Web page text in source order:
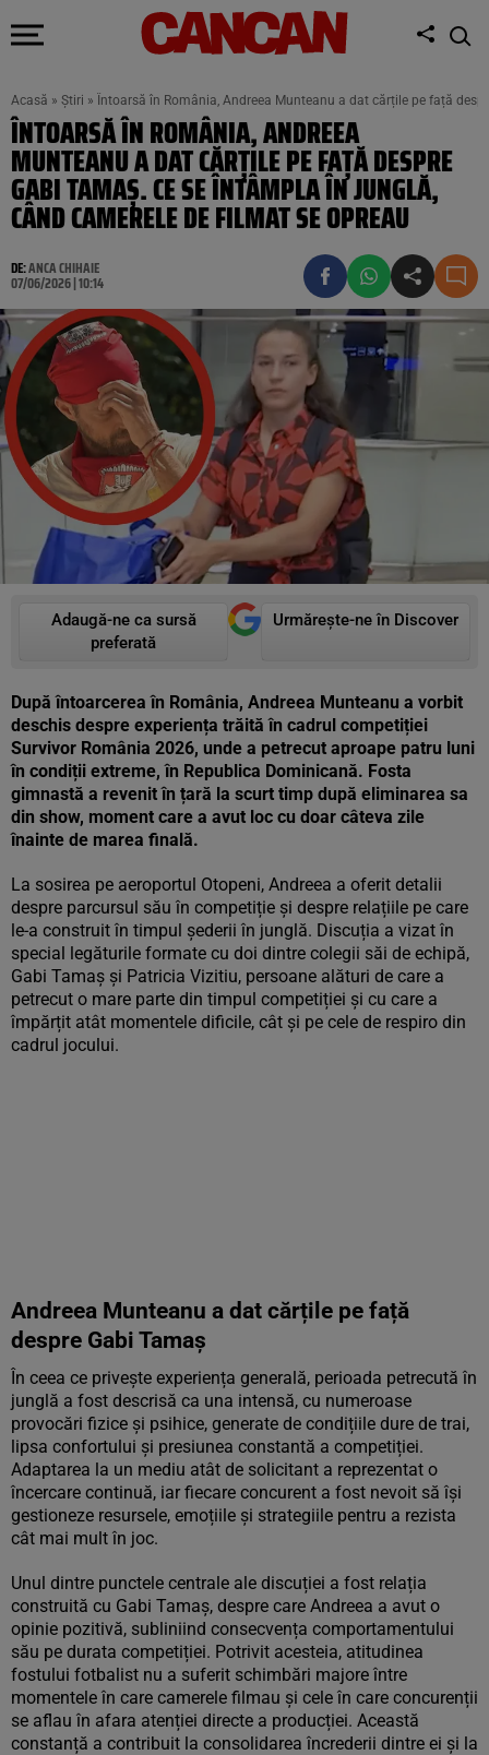
Acasă » Știri » Întoarsă în România, Andreea Munteanu a dat cărțile pe față
ÎNTOARSĂ ÎN ROMÂNIA, ANDREEA
MUNTEANU A DAT CĂRȚILE PE FAȚĂ DESPRE
GABI TAMAȘ. CE SE ÎNTÂMPLA ÎN JUNGLĂ,
CÂND CAMERELE DE FILMAT SE OPREAU
DE:ANCA CHIHAIE
07/06/2026 | 10:14
Adaugă-ne ca sursă
preferată
Urmărește-ne în Discover
După întoarcerea în România, Andreea Munteanu a vorbit
deschis despre experiența trăită în cadrul competiției
Survivor România 2026, unde a petrecut aproape patru luni
în condiții extreme, în Republica Dominicană. Fosta
gimnastă a revenit în țară la scurt timp după eliminarea sa
din show, moment care a avut loc cu doar câteva zile
înainte de marea finală.
La sosirea pe aeroportul Otopeni, Andreea a oferit detalii
despre parcursul său în competiție și despre relațiile pe care
le-a construit în timpul șederii în junglă. Discuția a vizat în
special legăturile formate cu doi dintre colegii săi de echipă,
Gabi Tamaș și Patricia Vizitiu, persoane alături de care a
petrecut o mare parte din timpul competiției și cu care a
împărțit atât momentele dificile, cât și pe cele de respiro din
cadrul jocului.
Andreea Munteanu a dat cărțile pe față
despre Gabi Tamaș
În ceea ce privește experiența generală, perioada petrecută în
junglă a fost descrisă ca una intensă, cu numeroase
provocări fizice și psihice, generate de condițiile dure de trai,
lipsa confortului și presiunea constantă a competiției.
Adaptarea la un mediu atât de solicitant a reprezentat o
încercare continuă, iar fiecare concurent a fost nevoit să își
gestioneze resursele, emoțiile și strategiile pentru a rezista
cât mai mult în joc.
Unul dintre punctele centrale ale discuției a fost relația
construită cu Gabi Tamaș, despre care Andreea a avut o
opinie pozitivă, subliniind consecvența comportamentului
său pe durata competiției. Potrivit acesteia, atitudinea
fostului fotbalist nu a suferit schimbări majore între
momentele în care camerele filmau și cele în care concurenții
se aflau în afara atenției directe a producției. Această
constanță a contribuit la consolidarea încrederii dintre ei și la